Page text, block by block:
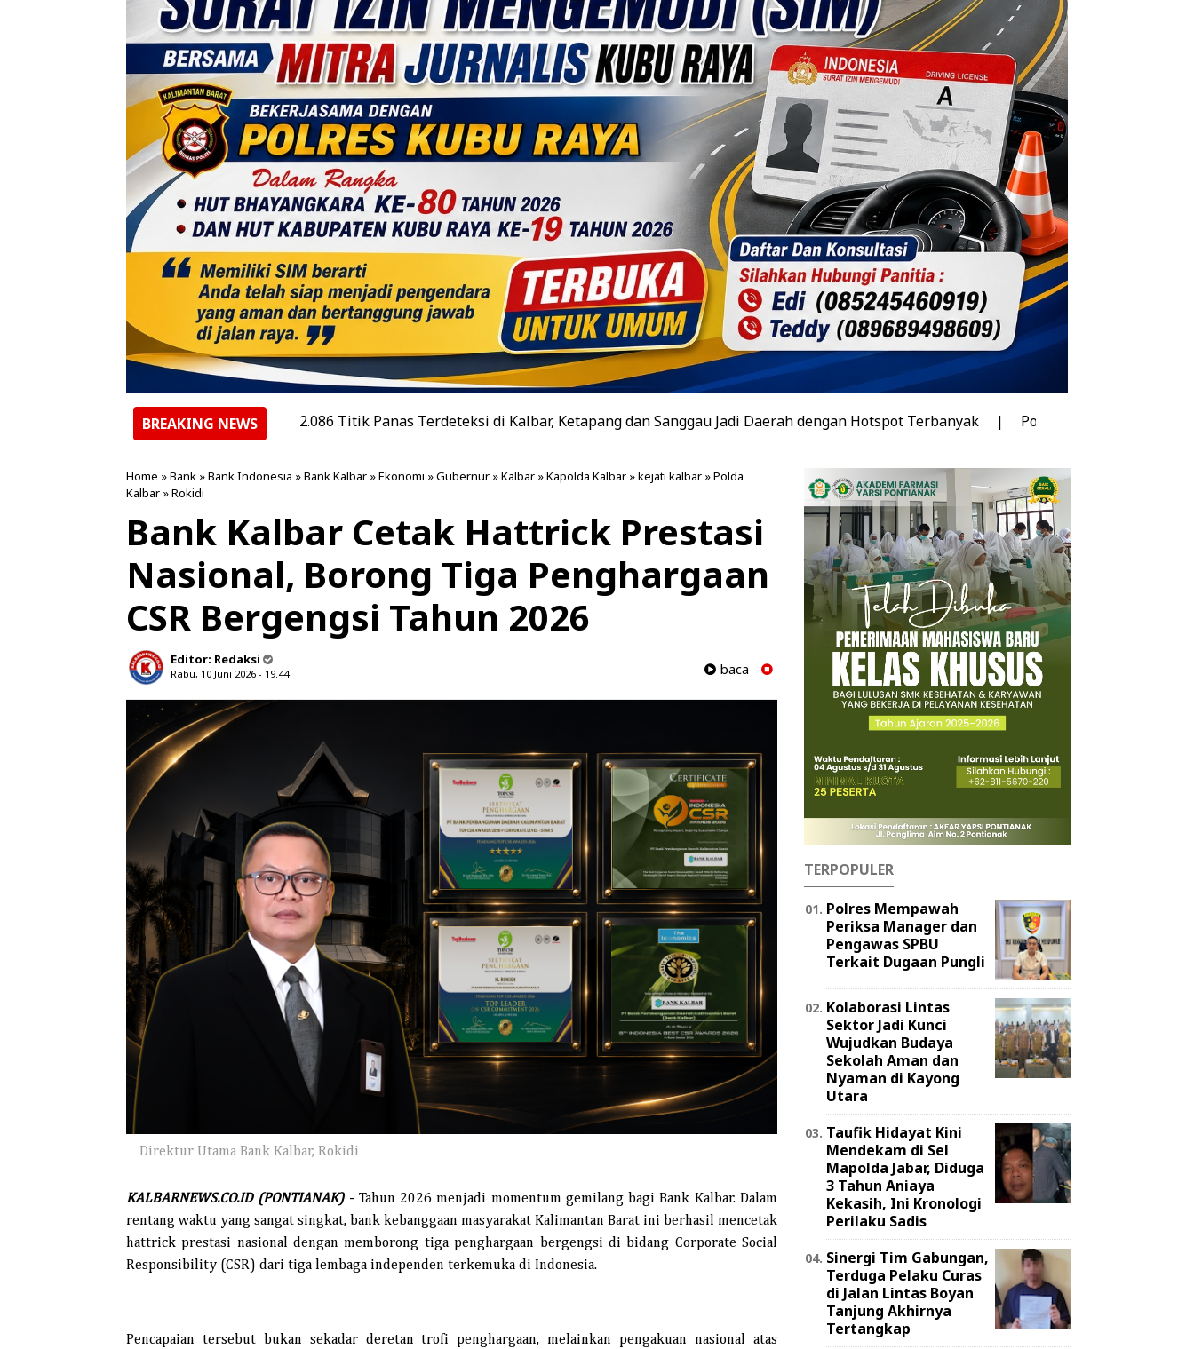
BREAKING NEWS2.086 Titik Panas Terdeteksi di Kalbar, Ketapang dan Sanggau Jadi Daerah dengan Hotspot Terbanyak | Polres Sekadau Tingkatkan Kasus
Home »Bank »Bank Indonesia »Bank Kalbar »Ekonomi »Gubernur »Kalbar »Kapolda Kalbar »kejati kalbar »Polda
Kalbar »Rokidi
Bank Kalbar Cetak Hattrick Prestasi
Nasional, Borong Tiga Penghargaan
CSR Bergengsi Tahun 2026
Editor: Redaksi
Rabu, 10 Juni 2026 - 19.44 baca
Direktur Utama Bank Kalbar, Rokidi
KALBARNEWS.CO.ID (PONTIANAK)- Tahun 2026 menjadi momentum gemilang bagi Bank Kalbar. Dalam
rentang waktu yang sangat singkat, bank kebanggaan masyarakat Kalimantan Barat ini berhasil mencetak
hattrick prestasi nasional dengan memborong tiga penghargaan bergengsi di bidang Corporate Social
Responsibility (CSR) dari tiga lembaga independen terkemuka di Indonesia.
Pencapaian tersebut bukan sekadar deretan trofi penghargaan, melainkan pengakuan nasional atas
TERPOPULER
Polres Mempawah
Periksa Manager dan
Pengawas SPBU
Terkait Dugaan Pungli
Kolaborasi Lintas
Sektor Jadi Kunci
Wujudkan Budaya
Sekolah Aman dan
Nyaman di Kayong
Utara
Taufik Hidayat Kini
Mendekam di Sel
Mapolda Jabar, Diduga
3 Tahun Aniaya
Kekasih, Ini Kronologi
Perilaku Sadis
Sinergi Tim Gabungan,
Terduga Pelaku Curas
di Jalan Lintas Boyan
Tanjung Akhirnya
Tertangkap